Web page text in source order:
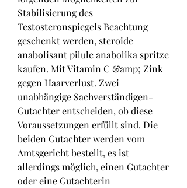
Stabilisierung des
Testosteronspiegels Beachtung
geschenkt werden, steroide
anabolisant pilule anabolika spritze
kaufen. Mit Vitamin C &amp; Zink
gegen Haarverlust. Zwei
unabhängige Sachverständigen-
Gutachter entscheiden, ob diese
Voraussetzungen erfüllt sind. Die
beiden Gutachter werden vom
Amtsgericht bestellt, es ist
allerdings möglich, einen Gutachter
oder eine Gutachterin